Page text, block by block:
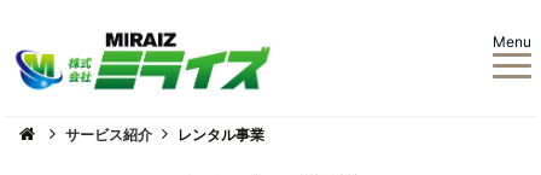
Menu
サービス紹介 レンタル事業